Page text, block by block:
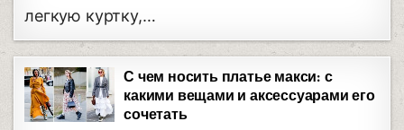
легкую куртку,…
С чем носить платье макси: с
какими вещами и аксессуарами его
сочетать